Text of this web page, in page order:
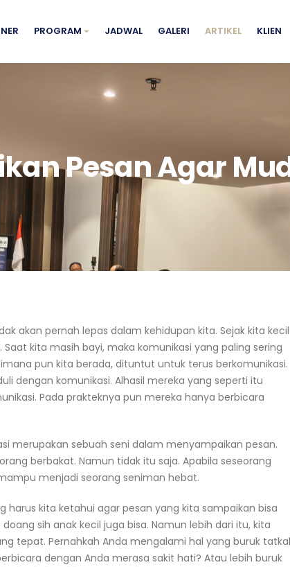
PROGRAM JADWAL GALERI ARTIKEL KLIEN
Pesan Agar
akan pernah lepas dalam kehidupan kita. Sejak kita kecil
kita masih bayi, maka komunikasi yang paling sering
pun kita berada, dituntut untuk terus berkomunikasi.
dengan komunikasi. Alhasil mereka yang seperti itu
Pada prakteknya pun mereka hanya berbicara
merupakan sebuah seni dalam menyampaikan pesan.
berbakat. Namun tidak itu saja. Apabila seseorang
menjadi seorang seniman hebat.
harus kita ketahui agar pesan yang kita sampaikan bisa
sih anak kecil juga bisa. Namun lebih dari itu, kita
tepat. Pernahkah Anda mengalami hal yang buruk
dengan Anda merasa sakit hati? Atau lebih buruk